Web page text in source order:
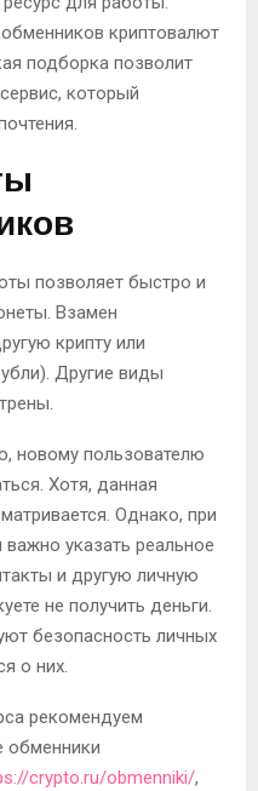
криптовалют
подборка позволит
который
позволяет быстро и
Взамен
крипту или
Другие виды
новому пользователю
Хотя, данная
Однако, при
указать реальное
и другую личную
не получить деньги.
безопасность личных
о них.
рекомендуем
обменники
crypto.ru/obmenniki/,